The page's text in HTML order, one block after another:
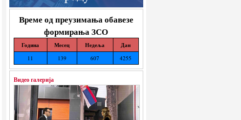
Време од преузимања обавезе
формирања ЗСО
Година Месец Недеља Дан
11 139 607 4255
Видео галерија